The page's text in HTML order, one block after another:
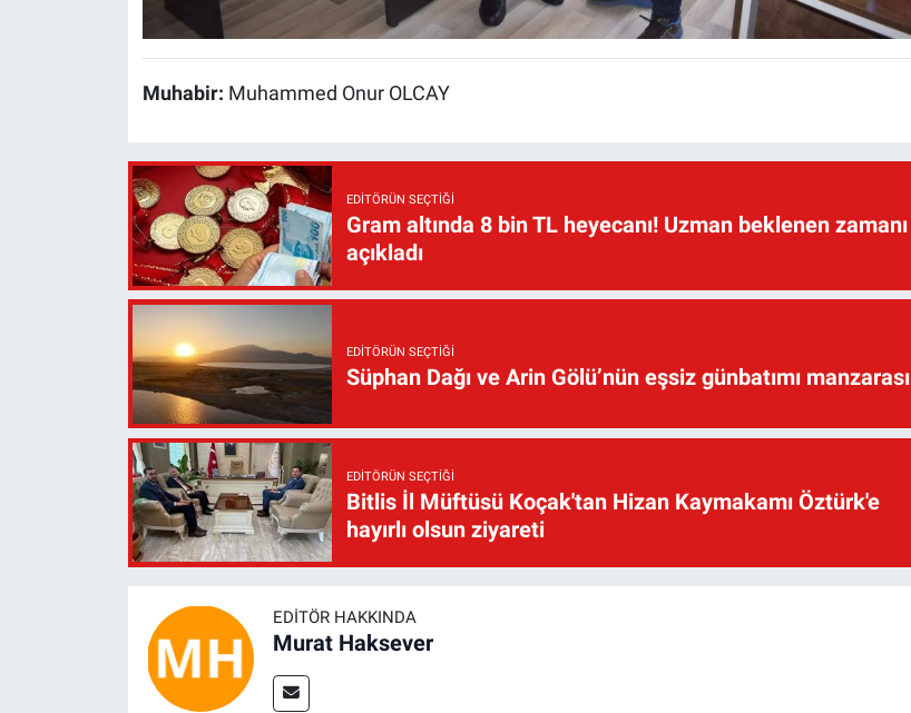
Muhabir: Muhammed Onur OLCAY
EDITÖRÜN SEÇTIĞI
Gram altında 8 bin TL heyecanı! Uzman beklenen zamanı
açıkladı
EDITÖRÜN SEÇTIĞI
Süphan Dağı ve Arin Gölü’nün eşsiz günbatımı manzarası
EDITÖRÜN SEÇTIĞI
Bitlis İl Müftüsü Koçak'tan Hizan Kaymakamı Öztürk'e
hayırlı olsun ziyareti
EDITÖR HAKKINDA
Murat Haksever